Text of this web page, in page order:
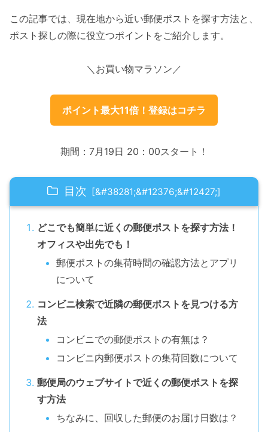
この記事では、現在地から近い郵便ポストを探す方法と、
ポスト探しの際に役立つポイントをご紹介します。
＼お買い物マラソン／
ポイント最大11倍！登録はコチラ
期間：7月19日 20：00スタート！
目次
どこでも簡単に近くの郵便ポストを探す方法！
オフィスや出先でも！
郵便ポストの集荷時間の確認方法とアプリ
について
コンビニ検索で近隣の郵便ポストを見つける方
法
コンビニでの郵便ポストの有無は？
コンビニ内郵便ポストの集荷回数について
郵便局のウェブサイトで近くの郵便ポストを探
す方法
ちなみに、回収した郵便のお届け日数は？